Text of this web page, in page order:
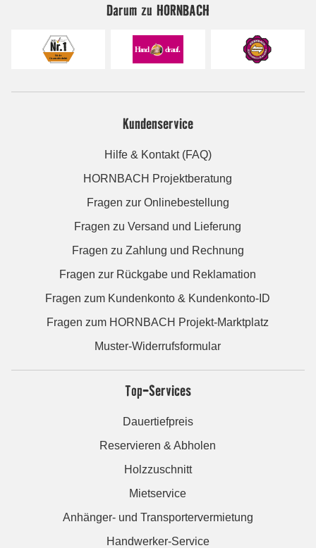
Darum zu HORNBACH
Kundenservice
Hilfe & Kontakt (FAQ)
HORNBACH Projektberatung
Fragen zur Onlinebestellung
Fragen zu Versand und Lieferung
Fragen zu Zahlung und Rechnung
Fragen zur Rückgabe und Reklamation
Fragen zum Kundenkonto & Kundenkonto-ID
Fragen zum HORNBACH Projekt-Marktplatz
Muster-Widerrufsformular
Top-Services
Dauertiefpreis
Reservieren & Abholen
Holzzuschnitt
Mietservice
Anhänger- und Transportervermietung
Handwerker-Service